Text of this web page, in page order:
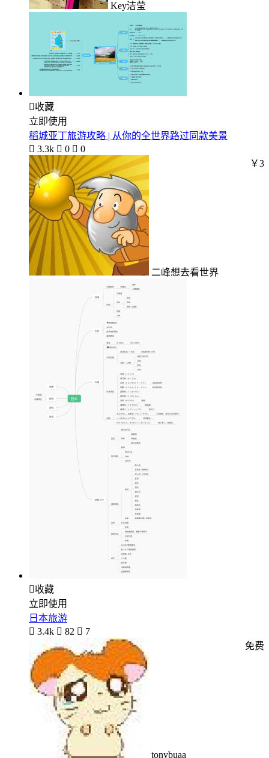
Key洁莹
收藏
立即使用
稻城亚丁旅游攻略 | 从你的全世界路过同款美景
 3.3k  0  0
二峰想去看世界
￥3
收藏
立即使用
日本旅游
 3.4k  82  7
tonybuaa
免费